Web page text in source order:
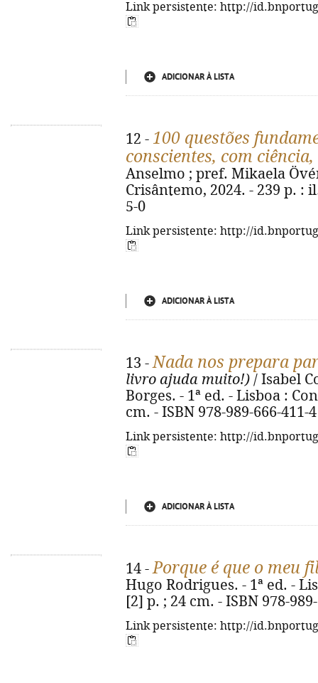
Link persistente: http://
ADICIONAR À LISTA
12 - 100 questões
conscientes, com
Anselmo ; pref. Mikaela
Crisântemo, 2024. - 239 p. :
5-0
Link persistente: http://
ADICIONAR À LISTA
13 -Nada nos prepara
livro ajuda muito!) / Isabel
Borges. - 1ª ed. - Lisboa :
cm. - ISBN 978-989-666-411-4
Link persistente: http://
ADICIONAR À LISTA
14 -Porque é que o meu
Hugo Rodrigues. - 1ª ed. -
[2] p. ; 24 cm. - ISBN 978-
Link persistente: http://